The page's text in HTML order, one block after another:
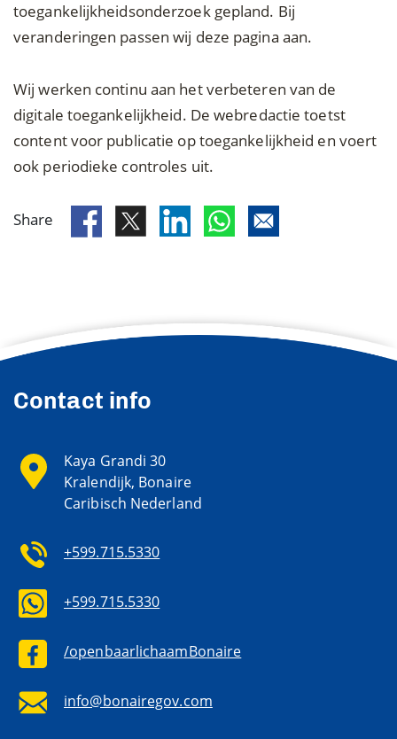
toegankelijkheidsonderzoek gepland. Bij
veranderingen passen wij deze pagina aan.
Wij werken continu aan het verbeteren van de
digitale toegankelijkheid. De webredactie toetst
content voor publicatie op toegankelijkheid en voert
ook periodieke controles uit.
Share
Contact info
Kaya Grandi 30
Kralendijk, Bonaire
Caribisch Nederland
+599.715.5330
+599.715.5330
/openbaarlichaamBonaire
info@bonairegov.com